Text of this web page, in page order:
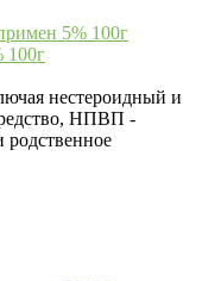
100г
нестероидный и
НПВП -
родственное